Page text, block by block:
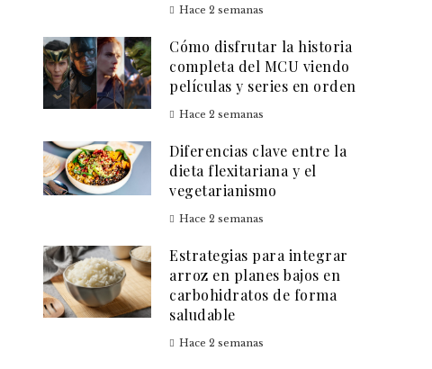
Hace 2 semanas
Cómo disfrutar la historia
completa del MCU viendo
películas y series en orden
Hace 2 semanas
Diferencias clave entre la
dieta flexitariana y el
vegetarianismo
Hace 2 semanas
Estrategias para integrar
arroz en planes bajos en
carbohidratos de forma
saludable
Hace 2 semanas